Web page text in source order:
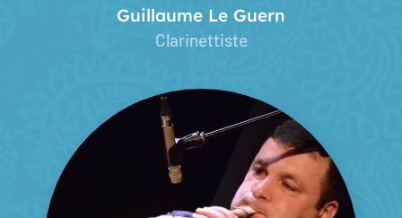
Guillaume Le Guern
Clarinettiste